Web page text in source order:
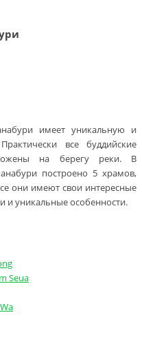
имеет уникальную и
все буддийские
на берегу реки. В
построено 5 храмов,
они имеют свои интересные
и уникальные особенности.
Seua